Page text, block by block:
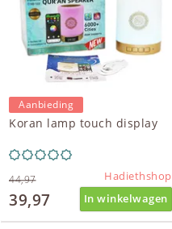
Koran lamp touch display
Aanbieding
Hadiethshop
44,97
39,97 In winkelwagen